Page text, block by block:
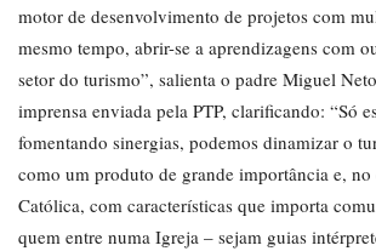
motor de desenvolvimento de projetos com
mesmo tempo, abrir-se a aprendizagens com
setor do turismo”, salienta o padre Miguel
imprensa enviada pela PTP, clarificando: “Só
fomentando sinergias, podemos dinamizar o
como um produto de grande importância e, no
Católica, com características que importa
quem entre numa Igreja – sejam guias